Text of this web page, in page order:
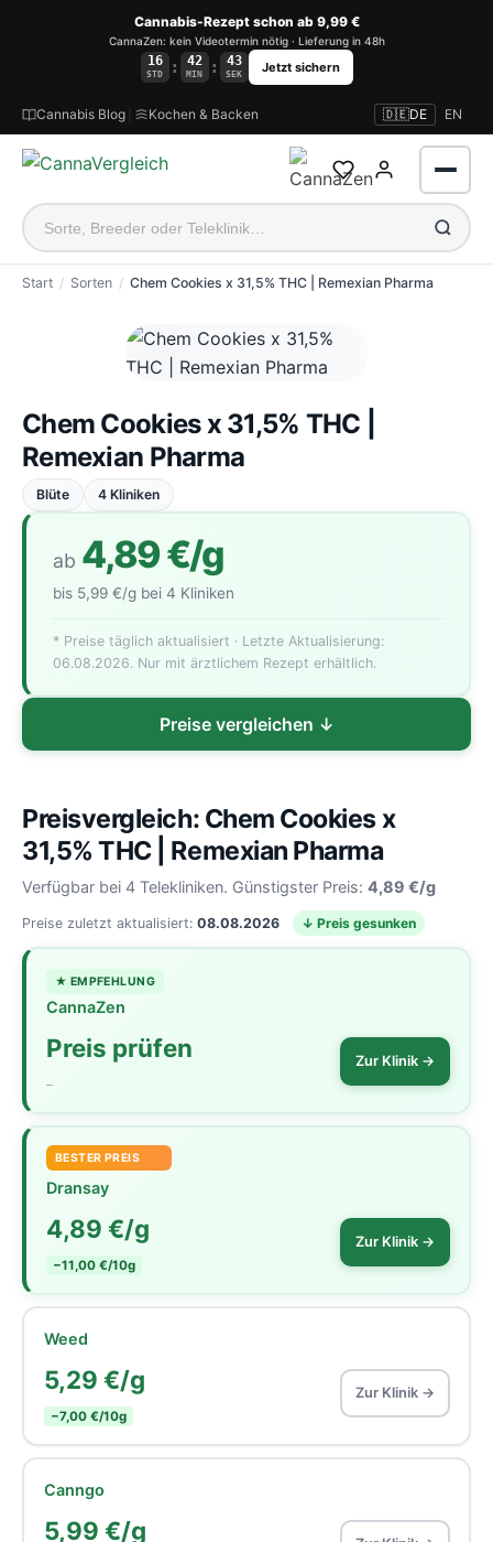
Cannabis-Rezept schon ab 9,99 €
CannaZen: kein Videotermin nötig · Lieferung in 48h
16
STD : 42
MIN : 42
SEK Jetzt sichern
Cannabis Blog Kochen & Backen 🇩🇪DE EN
Anmelden
Start Sorten Chem Cookies x 31,5% THC | Remexian Pharma
Chem Cookies x 31,5% THC |
Remexian Pharma
Blüte 4 Kliniken
ab 4,89 €/g
bis 5,99 €/g bei 4 Kliniken
* Preise täglich aktualisiert · Letzte Aktualisierung:
06.08.2026. Nur mit ärztlichem Rezept erhältlich.
Preise vergleichen ↓
Preisvergleich: Chem Cookies x
31,5% THC | Remexian Pharma
Verfügbar bei 4 Telekliniken. Günstigster Preis: 4,89 €/g
Preise zuletzt aktualisiert: 08.08.2026 ↓ Preis gesunken
★ EMPFEHLUNG
CannaZen
Preis prüfen
–
Zur Klinik →
BESTER PREIS
Dransay
4,89 €/g
−11,00 €/10g
Zur Klinik →
Weed
5,29 €/g
−7,00 €/10g
Zur Klinik →
Canngo
5,99 €/g